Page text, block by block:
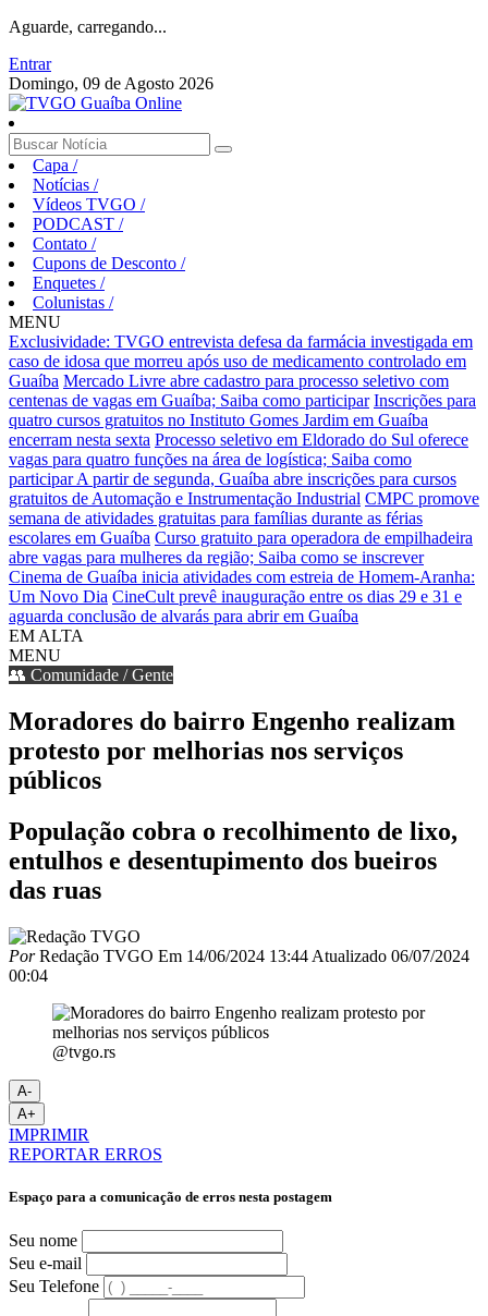
Aguarde, carregando...
Entrar
Domingo, 09 de Agosto 2026
Capa /
Notícias /
Vídeos TVGO /
PODCAST /
Contato /
Cupons de Desconto /
Enquetes /
Colunistas /
MENU
Exclusividade: TVGO entrevista defesa da farmácia investigada em
caso de idosa que morreu após uso de medicamento controlado em
Guaíba Mercado Livre abre cadastro para processo seletivo com
centenas de vagas em Guaíba; Saiba como participar Inscrições para
quatro cursos gratuitos no Instituto Gomes Jardim em Guaíba
encerram nesta sexta Processo seletivo em Eldorado do Sul oferece
vagas para quatro funções na área de logística; Saiba como
participarA partir de segunda, Guaíba abre inscrições para cursos
gratuitos de Automação e Instrumentação Industrial CMPC promove
semana de atividades gratuitas para famílias durante as férias
escolares em Guaíba Curso gratuito para operadora de empilhadeira
abre vagas para mulheres da região; Saiba como se inscrever
Cinema de Guaíba inicia atividades com estreia de Homem-Aranha:
Um Novo Dia CineCult prevê inauguração entre os dias 29 e 31 e
aguarda conclusão de alvarás para abrir em Guaíba
EM ALTA
MENU
👥 Comunidade / Gente
Moradores do bairro Engenho realizam
protesto por melhorias nos serviços
públicos
População cobra o recolhimento de lixo,
entulhos e desentupimento dos bueiros
das ruas
PorRedação TVGO Em 14/06/2024 13:44 Atualizado 06/07/2024
00:04
@tvgo.rs
A-
A+
IMPRIMIR
REPORTAR ERROS
Espaço para a comunicação de erros nesta postagem
Seu nome
Seu e-mail
Seu Telefone